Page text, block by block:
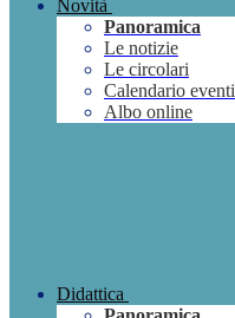
Novità
Panoramica
Le notizie
Le circolari
Calendario eventi
Albo online
Didattica